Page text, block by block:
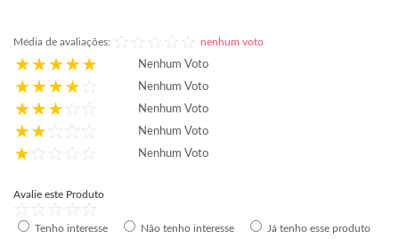
Média de avaliações: nenhum voto
Nenhum Voto
Nenhum Voto
Nenhum Voto
Nenhum Voto
Nenhum Voto
Avalie este Produto
Tenho interesse Não tenho interesse Já tenho esse produto